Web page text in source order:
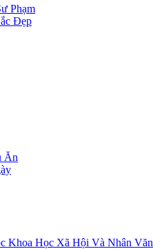
Phạm
Đẹp
Ăn
Khoa Học Xã Hội Và Nhân Văn